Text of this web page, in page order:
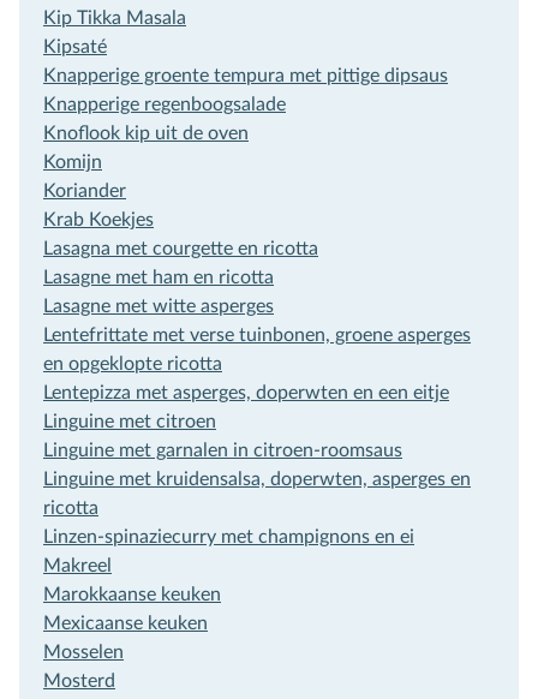
Kip Tikka Masala
Kipsaté
Knapperige groente tempura met pittige dipsaus
Knapperige regenboogsalade
Knoflook kip uit de oven
Komijn
Koriander
Krab Koekjes
Lasagna met courgette en ricotta
Lasagne met ham en ricotta
Lasagne met witte asperges
Lentefrittate met verse tuinbonen, groene asperges
en opgeklopte ricotta
Lentepizza met asperges, doperwten en een eitje
Linguine met citroen
Linguine met garnalen in citroen-roomsaus
Linguine met kruidensalsa, doperwten, asperges en
ricotta
Linzen-spinaziecurry met champignons en ei
Makreel
Marokkaanse keuken
Mexicaanse keuken
Mosselen
Mosterd